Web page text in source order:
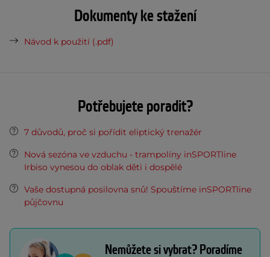
Dokumenty ke stažení
Návod k použití (.pdf)
Potřebujete poradit?
7 důvodů, proč si pořídit eliptický trenažér
Nová sezóna ve vzduchu - trampolíny inSPORTline
Irbiso vynesou do oblak děti i dospělé
Vaše dostupná posilovna snů! Spouštíme inSPORTline
půjčovnu
Nemůžete si vybrat? Poradíme